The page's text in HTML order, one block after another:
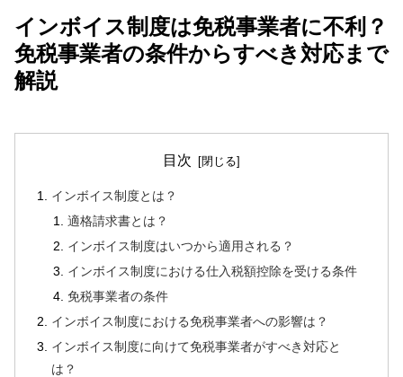
インボイス制度は免税事業者に不利？
免税事業者の条件からすべき対応まで
解説
目次
インボイス制度とは？
適格請求書とは？
インボイス制度はいつから適用される？
インボイス制度における仕入税額控除を受ける条件
免税事業者の条件
インボイス制度における免税事業者への影響は？
インボイス制度に向けて免税事業者がすべき対応と
は？